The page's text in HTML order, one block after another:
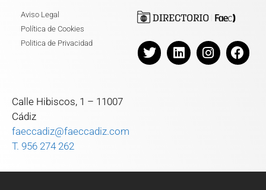
Aviso Legal
Política de Cookies
Politica de Privacidad
Calle Hibiscos, 1 – 11007
Cádiz
faeccadiz@faeccadiz.com
T. 956 274 262